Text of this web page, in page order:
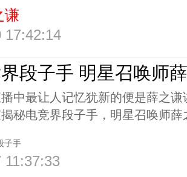
谦
17:42:14
段子手 明星召唤师
中最让人记忆犹新的便是薛之
秘电竞界段子手，明星召唤师薛
子手
11:37:33